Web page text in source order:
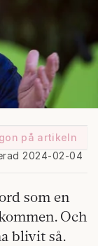
på artikeln
2024-02-04
som en
Och
blivit så.